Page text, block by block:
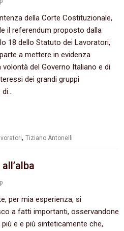
della Corte Costituzionale,‭
il referendum proposto dalla
‬18‭ ‬dello Statuto dei Lavoratori,‭
a mettere in evidenza
volontà del Governo Italiano e di
dei grandi gruppi
,Tiziano Antonelli
‬per mia esperienza,‭ ‬si
a fatti importanti,‭ ‬osservandone
e e più sinteticamente che,‭